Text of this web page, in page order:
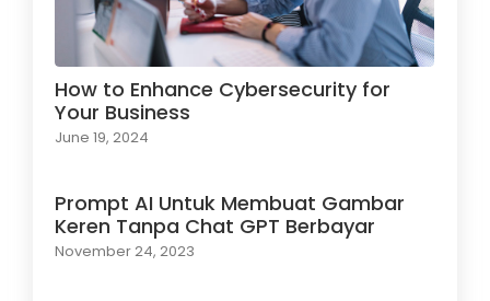
How to Enhance Cybersecurity for
Your Business
June 19, 2024
Prompt AI Untuk Membuat Gambar
Keren Tanpa Chat GPT Berbayar
November 24, 2023